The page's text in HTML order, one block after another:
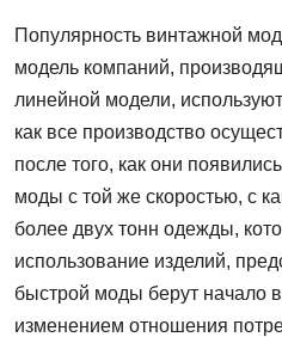
Популярность винтажной
модель компаний,
линейной модели,
как все производство
после того, как они
моды с той же скоростью, с
более двух тонн одежды,
использование изделий,
быстрой моды берут начало
изменением отношения